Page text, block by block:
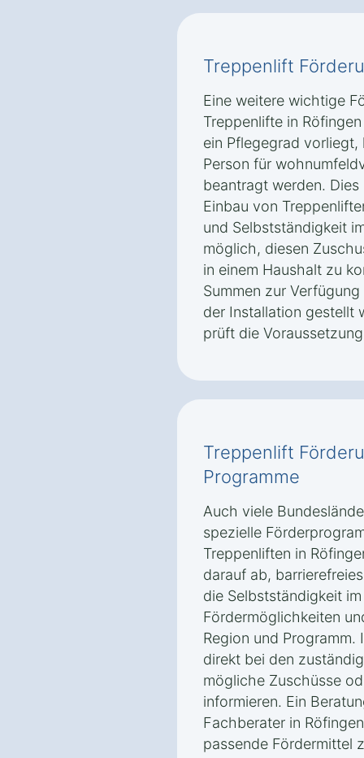
Treppenlift
Eine weitere wichtige
Treppenlifte in
ein Pflegegrad
Person für
beantragt werden.
Einbau von
und Selbstständigkeit
möglich, diesen
in einem Haushalt zu
Summen zur
der Installation gestellt
prüft die
Treppenlift
Programme
Auch viele
spezielle
Treppenliften in
darauf ab,
die Selbstständigkeit
Fördermöglichkeiten
Region und
direkt bei den
mögliche Zuschüsse
informieren. Ein
Fachberater in
passende Fördermittel